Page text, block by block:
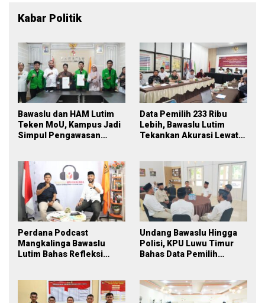
Kabar Politik
Bawaslu dan HAM Lutim
Teken MoU, Kampus Jadi
Simpul Pengawasan
Data Pemilih 233 Ribu
Lebih, Bawaslu Lutim
Tekankan Akurasi Lewat
Perdana Podcast
Mangkalinga Bawaslu
Lutim Bahas Refleksi
Undang Bawaslu Hingga
Polisi, KPU Luwu Timur
Bahas Data Pemilih